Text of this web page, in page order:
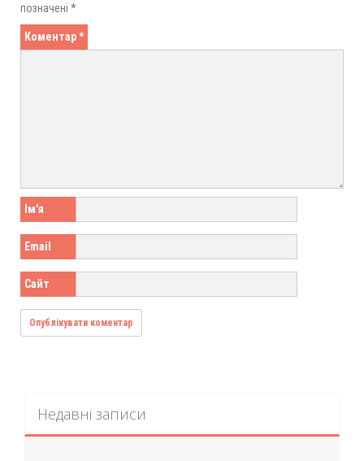
позначені *
Коментар*
Ім'я
Email
Сайт
Недавні записи